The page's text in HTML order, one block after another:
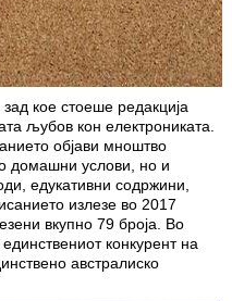
кое стоеше редакција
љубов кон електрониката.
објави мноштво
домашни услови, но и
едукативни содржини,
излезе во 2017
вкупно 79 броја. Во
конкурент на
австралиско